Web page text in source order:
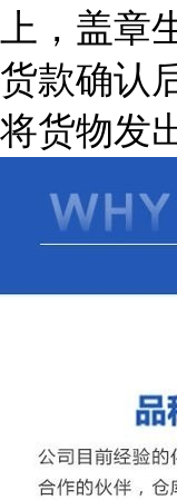
上，盖章
货款确认
将货物发